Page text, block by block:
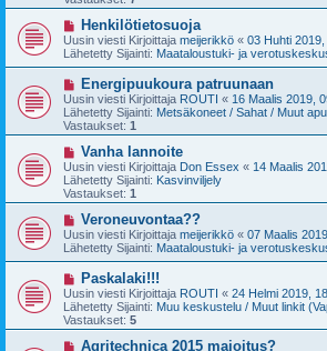
v
e
s
t
U
u
s
i
v
e
s
t
Henkilötietosuoja
Uusin viesti Kirjoittaja meijerikkö « 03 Huhti
Lähetetty Sijainti: Maataloustuki- ja
U
u
s
i
v
s
t
i
Energipuukoura patruunaan
Uusin viesti Kirjoittaja ROUTI « 16 Maalis 2019,
Lähetetty Sijainti: Metsäkoneet / Sahat / Muut
Vastaukset: 1
U
u
s
i
v
s
t
Vanha lannoite
Uusin viesti Kirjoittaja Don Essex « 14 Maalis
Lähetetty Sijainti: Kasvinviljely
Vastaukset: 1
U
u
s
i
v
e
s
t
Veroneuvontaa??
Uusin viesti Kirjoittaja meijerikkö « 07 Maalis
Lähetetty Sijainti: Maataloustuki- ja
U
u
s
i
v
Paskalaki!!!
Uusin viesti Kirjoittaja ROUTI « 24 Helmi 2019,
Lähetetty Sijainti: Muu keskustelu / Muut linkit
Vastaukset: 5
U
Agritechnica 2015 majoitus?